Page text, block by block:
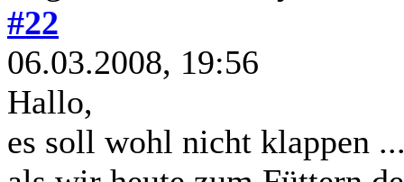
#22
06.03.2008, 19:56
Hallo,
es soll wohl nicht klappen